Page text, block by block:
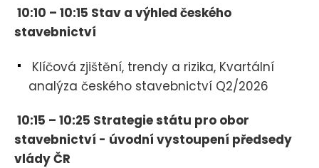
10:10 – 10:15 Stav a výhled českého
stavebnictví
Klíčová zjištění, trendy a rizika, Kvartální
analýza českého stavebnictví Q2/2026
10:15 – 10:25 Strategie státu pro obor
stavebnictví - úvodní vystoupení předsedy
vlády ČR